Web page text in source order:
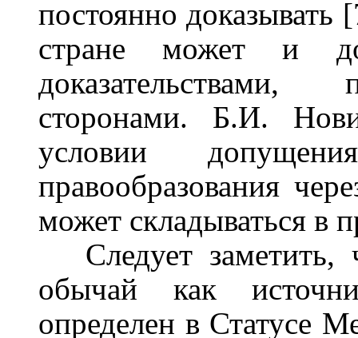
постоянно
стране может и
доказательствами,
сторонами. Б.И.
условии
правообразования
может складываться в
Следует
обычай как
определен в Статусе